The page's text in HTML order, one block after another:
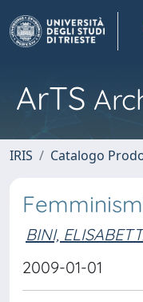
ArTS
IRIS Catalogo
BINI,
2009-01-01